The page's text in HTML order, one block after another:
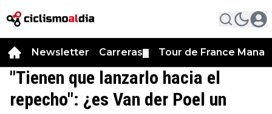
Newsletter Carreras Tour de France
"Tienen que lanzarlo hacia el
repecho": ¿es Van der Poel un